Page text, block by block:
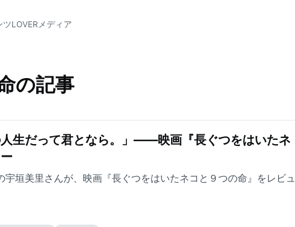
ツLOVERメディア
の記事
生だって君となら。」——映画『長ぐつをはいたネ
宇垣美里さんが、映画『長ぐつをはいたネコと９つの命』をレビュ